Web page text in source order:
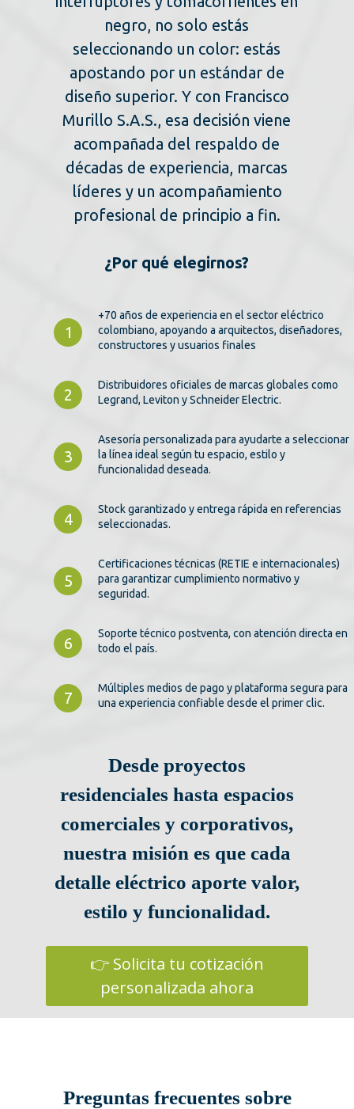
negro, no solo estás
seleccionando un color: estás
apostando por un estándar de
diseño superior. Y con Francisco
Murillo S.A.S., esa decisión viene
acompañada del respaldo de
décadas de experiencia, marcas
líderes y un acompañamiento
profesional de principio a fin.
¿Por qué elegirnos?
1
+70 años de experiencia en el sector eléctrico
colombiano, apoyando a arquitectos, diseñadores,
constructores y usuarios finales
2
Distribuidores oficiales de marcas globales como
Legrand, Leviton y Schneider Electric.
3
Asesoría personalizada para ayudarte a seleccionar
la línea ideal según tu espacio, estilo y
funcionalidad deseada.
4
Stock garantizado y entrega rápida en referencias
seleccionadas.
5
Certificaciones técnicas (RETIE e internacionales)
para garantizar cumplimiento normativo y
seguridad.
6
Soporte técnico postventa, con atención directa en
todo el país.
7
Múltiples medios de pago y plataforma segura para
una experiencia confiable desde el primer clic.
Desde proyectos
residenciales hasta espacios
comerciales y corporativos,
nuestra misión es que cada
detalle eléctrico aporte valor,
estilo y funcionalidad.
👉 Solicita tu cotización
personalizada ahora
Preguntas frecuentes sobre